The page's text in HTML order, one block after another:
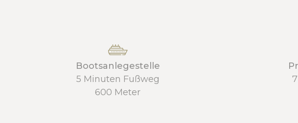
Bootsanlegestelle
5 Minuten Fußweg
600 Meter